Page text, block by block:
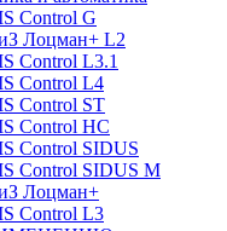
Control G
Лоцман+ L2
Control L3.1
Control L4
Control ST
Control HC
Control SIDUS
Control SIDUS M
Лоцман+
Control L3